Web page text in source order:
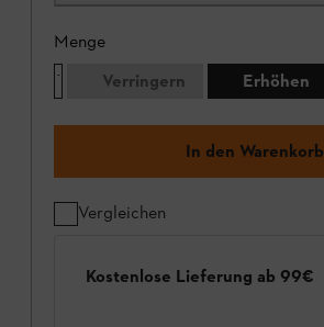
Menge
Verringern
Erhöhen
In den Warenkorb
Vergleichen
Kostenlose Lieferung ab 99€